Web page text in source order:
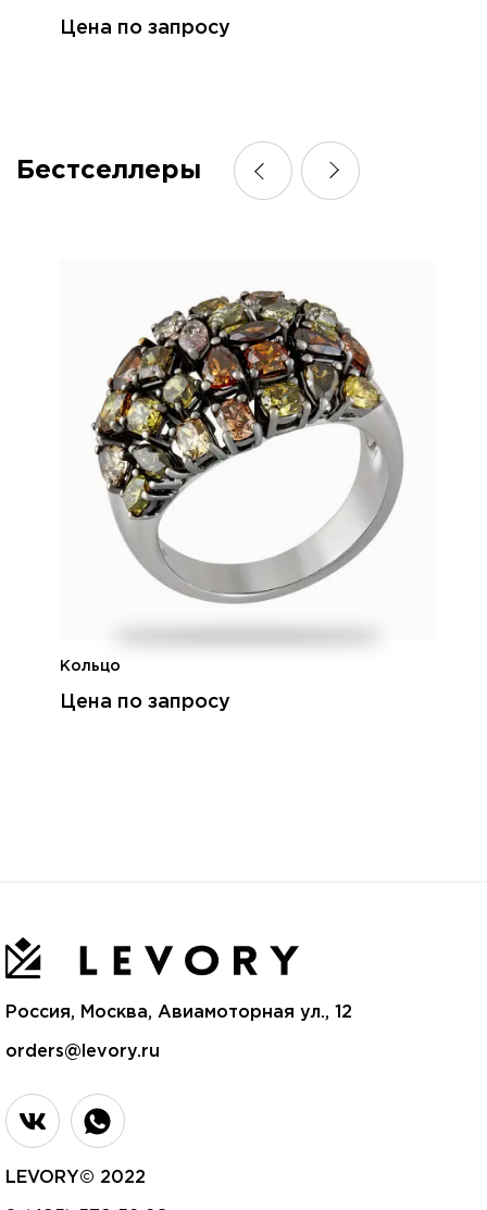
Цена по запросу
Бестселлеры
Кольцо
Цена по запросу
Россия, Москва, Авиамоторная ул., 12
orders@levory.ru
LEVORY© 2022